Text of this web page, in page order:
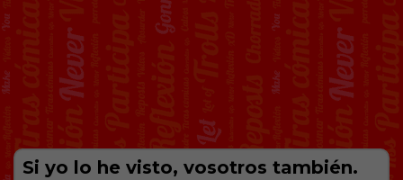
Si yo lo he visto, vosotros también.